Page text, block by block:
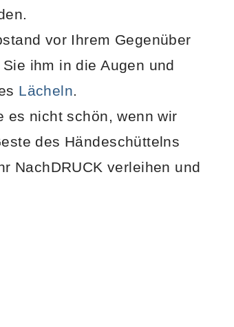
vor Ihrem Gegenüber
ihm in die Augen und
Lächeln.
es nicht schön, wenn wir
des Händeschüttelns
NachDRUCK verleihen und